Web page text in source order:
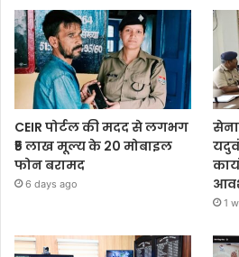
CEIR पोर्टल की मदद से लगभग
₹5 लाख मूल्य के 20 मोबाइल
फोन बरामद
6 days ago
1